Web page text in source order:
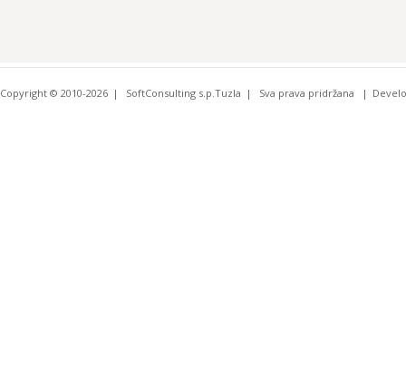
Copyright © 2010-2026 SoftConsulting s.p.Tuzla Sva prava pridržana